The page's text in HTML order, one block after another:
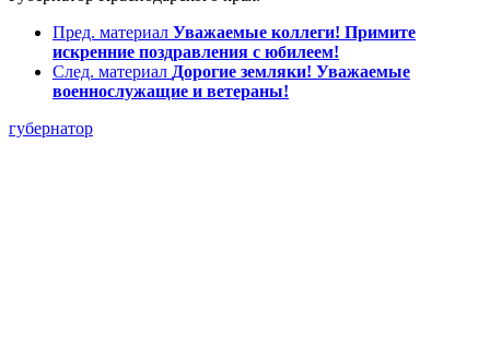
Пред. материал Уважаемые коллеги! Примите
искренние поздравления с юбилеем!
След. материал Дорогие земляки! Уважаемые
военнослужащие и ветераны!
губернатор